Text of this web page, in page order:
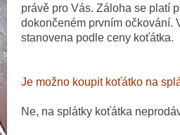
právě pro Vás. Záloha se platí
dokončeném prvním očkování.
stanovena podle ceny koťátka.
Je možno koupit koťátko na
Ne, na splátky koťátka